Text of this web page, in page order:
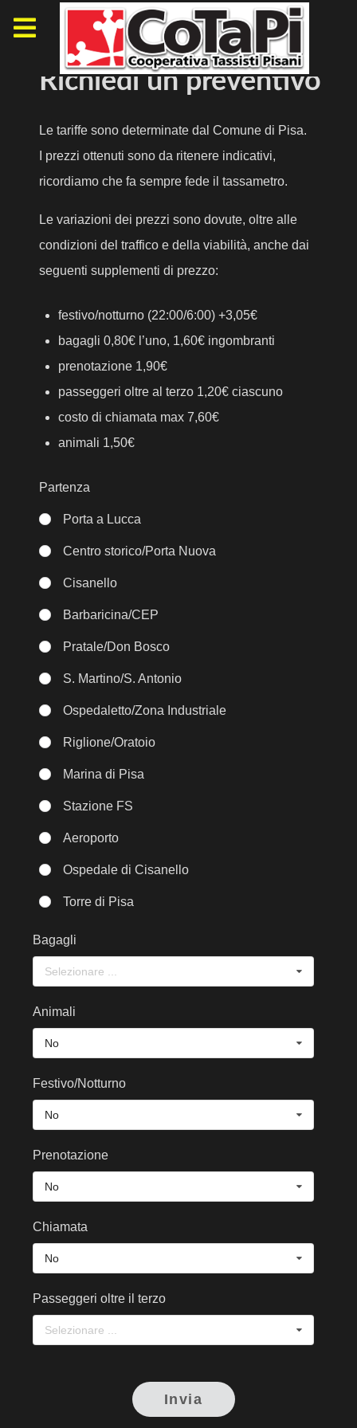
Richiedi un preventivo
Le tariffe sono determinate dal Comune di Pisa.
I prezzi ottenuti sono da ritenere indicativi,
ricordiamo che fa sempre fede il tassametro.
Le variazioni dei prezzi sono dovute, oltre alle
condizioni del traffico e della viabilità, anche dai
seguenti supplementi di prezzo:
festivo/notturno (22:00/6:00) +3,05€
bagagli 0,80€ l’uno, 1,60€ ingombranti
prenotazione 1,90€
passeggeri oltre al terzo 1,20€ ciascuno
costo di chiamata max 7,60€
animali 1,50€
Partenza
Porta a Lucca
Centro storico/Porta Nuova
Cisanello
Barbaricina/CEP
Pratale/Don Bosco
S. Martino/S. Antonio
Ospedaletto/Zona Industriale
Riglione/Oratoio
Marina di Pisa
Stazione FS
Aeroporto
Ospedale di Cisanello
Torre di Pisa
Bagagli
Selezionare ...
Animali
No
Festivo/Notturno
No
Prenotazione
No
Chiamata
No
Passeggeri oltre il terzo
Selezionare ...
Invia